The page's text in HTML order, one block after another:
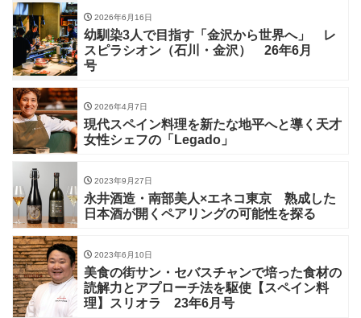
2026年6月16日
幼馴染3人で目指す「金沢から世界へ」 レ
スピラシオン（石川・金沢） 26年6月
号
2026年4月7日
現代スペイン料理を新たな地平へと導く天才
女性シェフの「Legado」
2023年9月27日
永井酒造・南部美人×エネコ東京 熟成した
日本酒が開くペアリングの可能性を探る
2023年6月10日
美食の街サン・セバスチャンで培った食材の
読解力とアプローチ法を駆使【スペイン料
理】スリオラ 23年6月号